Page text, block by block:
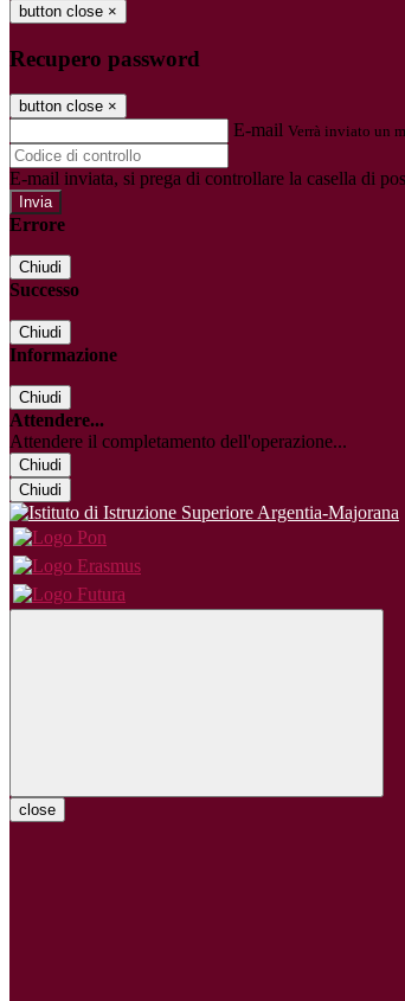
button close ×
Recupero password
button close ×
E-mail Verrà inviato un
E-mail inviata, si prega di controllare la casella di
Errore
Chiudi
Successo
Chiudi
Informazione
Chiudi
Attendere...
Attendere il completamento dell'operazione...
Chiudi
Chiudi
close